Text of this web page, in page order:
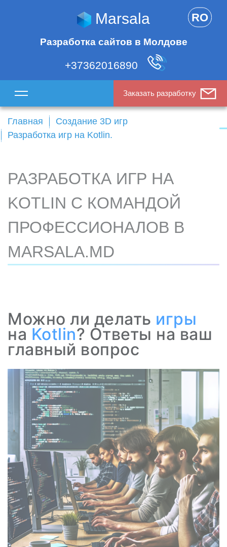
Marsala
Разработка сайтов в Молдове
+37362016890
RO
Заказать разработку
Главная
Создание 3D игр
Разработка игр на Kotlin.
РАЗРАБОТКА ИГР НА
KOTLIN С КОМАНДОЙ
ПРОФЕССИОНАЛОВ В
MARSALA.MD
Можно ли делать игры
на Kotlin? Ответы на ваш
главный вопрос